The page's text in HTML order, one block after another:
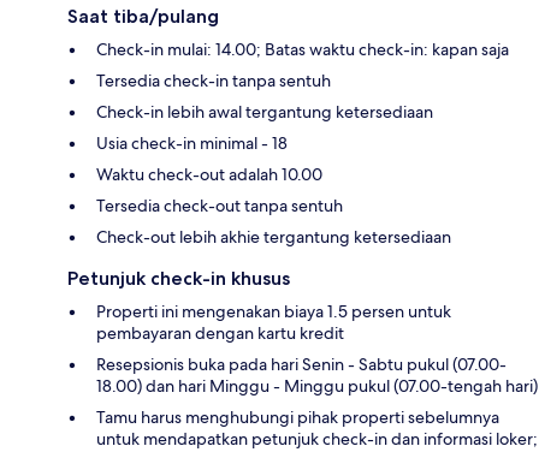
Saat tiba/pulang
Check-in mulai: 14.00; Batas waktu check-in: kapan saja
Tersedia check-in tanpa sentuh
Check-in lebih awal tergantung ketersediaan
Usia check-in minimal - 18
Waktu check-out adalah 10.00
Tersedia check-out tanpa sentuh
Check-out lebih akhie tergantung ketersediaan
Petunjuk check-in khusus
Properti ini mengenakan biaya 1.5 persen untuk
pembayaran dengan kartu kredit
Resepsionis buka pada hari Senin - Sabtu pukul (07.00-
18.00) dan hari Minggu - Minggu pukul (07.00-tengah hari)
Tamu harus menghubungi pihak properti sebelumnya
untuk mendapatkan petunjuk check-in dan informasi loker;